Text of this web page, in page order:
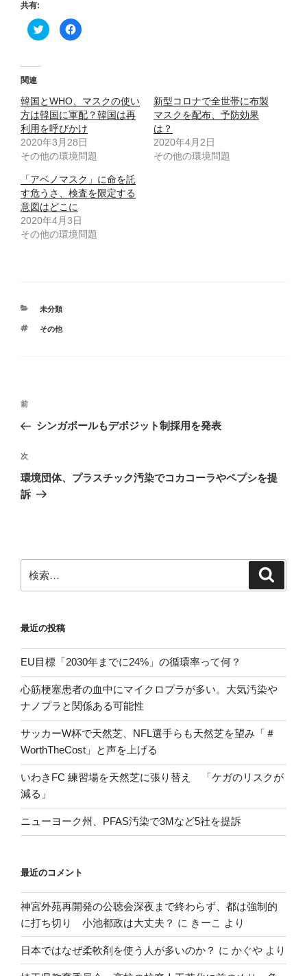
共有:
ク
リ
t
t
e
r
で
共
有
(
し
い
ウ
ィ
ン
ド
ウ
で
開
F
a
共
有
す
る
に
は
ク
リ
ク
し
て
く
だ
さ
い
(
新
関連
韓国とWHO、マスクの使い
方は韓国に軍配？韓国は再
利用を呼びかけ
2020年3月28日
その他の環境問題
新型コロナで全世帯に布製
マスクを配布、予防効果
は？
2020年4月2日
その他の環境問題
「アベノマスク」に命を託
す危うさ、検査を限定する
意図はどこに
2020年4月3日
その他の環境問題
カ
ゴ
未分類
タ
その他
投
ナ
ビ
ゲ
ー
前
の
稿
前
シンガポールもデポジット制採用を発表
次
の
投
次
環境団体、プラスチック汚染でコカコーラやペプシを提
訴
索:
最近の投稿
EU目標「2030年までに24%」の循環率って何？
心筋梗塞患者の血中にマイクロプラが多い。大気汚染や
ナノプラと関係ある可能性
サッカーW杯で天然芝、NFL選手らも天然芝を望み「＃
WorthTheCost」と声を上げる
いわきFC 練習場を天然芝に張り替え 「ケガのリスクが
減る」
ニューヨーク州、PFAS汚染で3Mなど5社を提訴
最近のコメント
神宮外苑再開発の公聴会深夜まで終わらず、都は強制的
に打ち切り 小池都政は大丈夫？ に きーこ より
日本ではなぜ柔軟剤を使う人が多いのか？ に かぐや より